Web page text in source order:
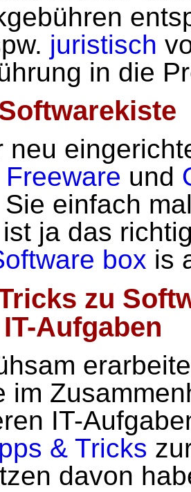
juristisch
in die
neu
Freeware und
Sie einfach
ja das
box is
zu
Aufgaben
im
IT-
& Tricks
davon